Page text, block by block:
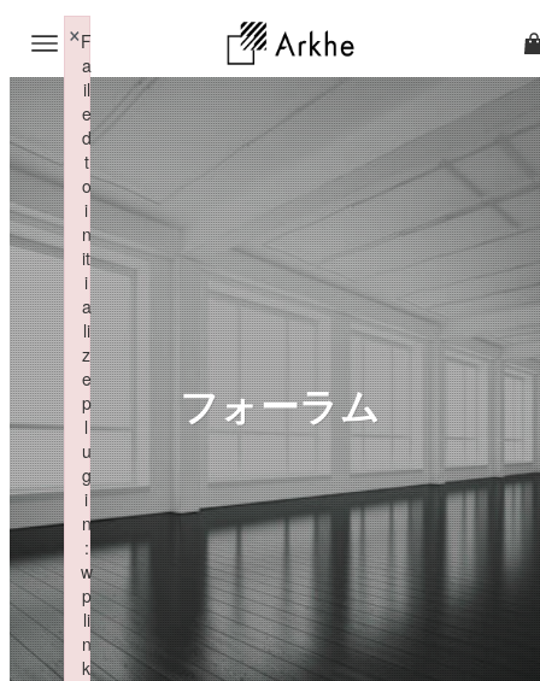
フォーラム
F
a
il
e
d
t
o
i
n
it
i
a
li
z
e
p
l
u
g
i
n
:
w
p
li
n
k
×